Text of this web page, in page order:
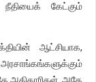
நீதியைக் கேட்கும்
ஆட்சியாக,